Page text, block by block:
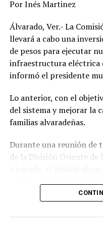
“…el punto final de un
sobrepuestas e
Y, como expresó la
Sima Bahous en la
de mujeres y niñas por
(femicidio/feminicidio),
dato, está la historia de
que fue asesinada por
misóginas, es decir, por
RELATED TOPICS:
Veracruz en el top ten
Por Inés Martinez
Álvarado, Ver.- La
llevará a cabo una
de pesos para ejecutar
infraestructura eléctrica
informó el presidente
Lo anterior, con el
del sistema y mejorar la
familias alvaradeñas.
Durante una reunión de
de la División Oriente de
comunidades, colonias y
mantenimiento,